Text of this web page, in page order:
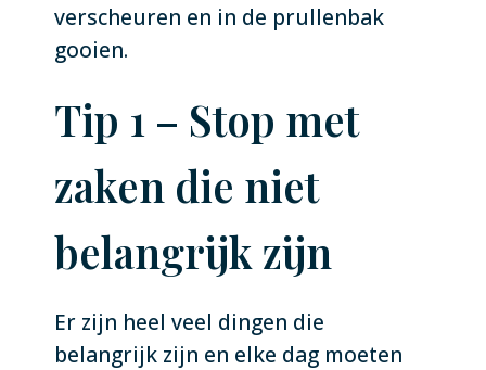
verscheuren en in de prullenbak
gooien.
Tip 1 – Stop met
zaken die niet
belangrijk zijn
Er zijn heel veel dingen die
belangrijk zijn en elke dag moeten